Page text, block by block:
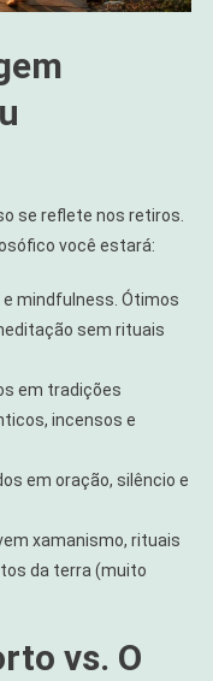
se reflete nos retiros.
você estará:
e mindfulness. Ótimos
sem rituais
em tradições
incensos e
em oração, silêncio e
xamanismo, rituais
da terra (muito
vs. O